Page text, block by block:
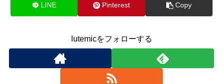
LINE Pinterest Copy
lutemicをフォローする